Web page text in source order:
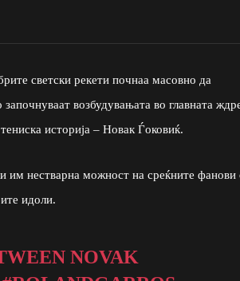
светски рекети почнаа масовно да
возбудувањата во главната
историја – Новак Ѓоковиќ.
им нестварна можност на среќните фанови
идоли.
NOVAK